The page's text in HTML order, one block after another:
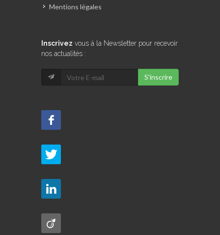
Mentions légales
Inscrivez vous à la Newsletter pour recevoir
nos actualités :
S'inscrire